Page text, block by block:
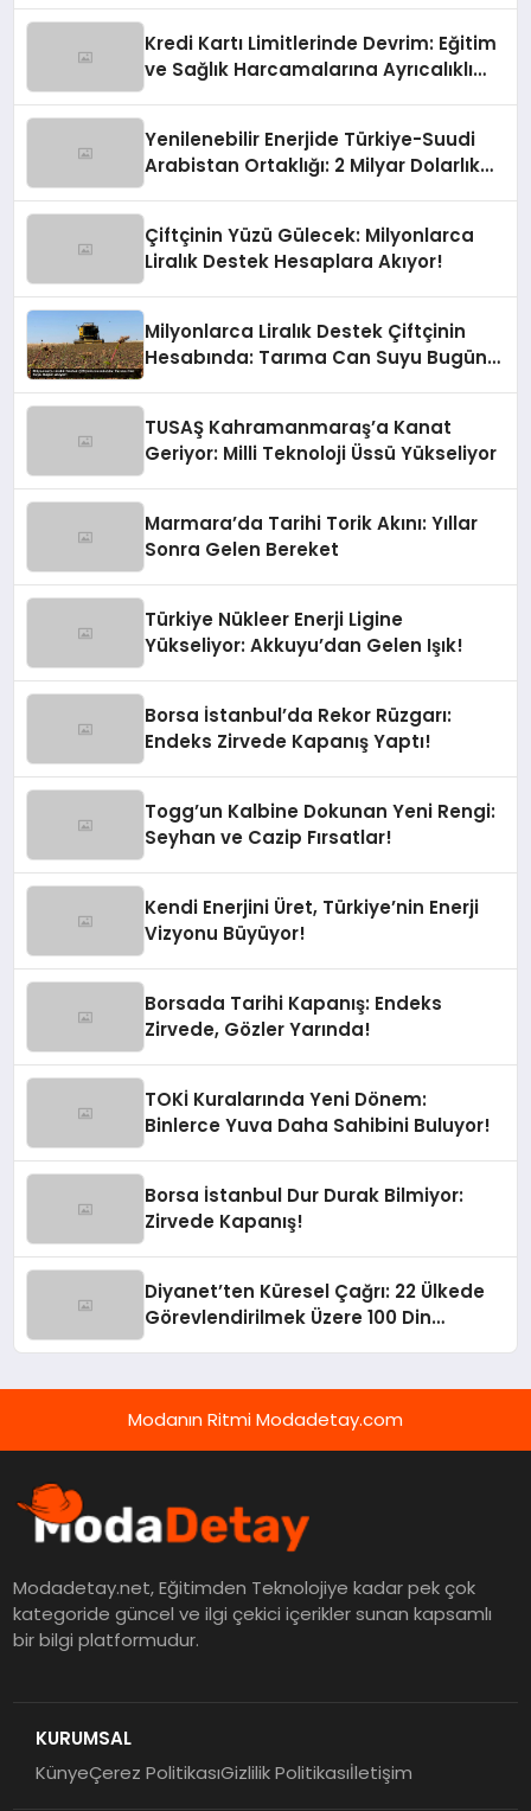
Kredi Kartı Limitlerinde Devrim: Eğitim
ve Sağlık Harcamalarına Ayrıcalıklı
Yenilenebilir Enerjide Türkiye-Suudi
Arabistan Ortaklığı: 2 Milyar Dolarlık
Çiftçinin Yüzü Gülecek: Milyonlarca
Liralık Destek Hesaplara Akıyor!
Milyonlarca Liralık Destek Çiftçinin
Hesabında: Tarıma Can Suyu Bugün
TUSAŞ Kahramanmaraş’a Kanat
Geriyor: Milli Teknoloji Üssü Yükseliyor
Marmara’da Tarihi Torik Akını: Yıllar
Sonra Gelen Bereket
Türkiye Nükleer Enerji Ligine
Yükseliyor: Akkuyu’dan Gelen Işık!
Borsa İstanbul’da Rekor Rüzgarı:
Endeks Zirvede Kapanış Yaptı!
Togg’un Kalbine Dokunan Yeni Rengi:
Seyhan ve Cazip Fırsatlar!
Kendi Enerjini Üret, Türkiye’nin Enerji
Vizyonu Büyüyor!
Borsada Tarihi Kapanış: Endeks
Zirvede, Gözler Yarında!
TOKİ Kuralarında Yeni Dönem:
Binlerce Yuva Daha Sahibini Buluyor!
Borsa İstanbul Dur Durak Bilmiyor:
Zirvede Kapanış!
Diyanet’ten Küresel Çağrı: 22 Ülkede
Görevlendirilmek Üzere 100 Din
Modanın Ritmi Modadetay.com
Modadetay.net, Eğitimden Teknolojiye kadar pek çok
kategoride güncel ve ilgi çekici içerikler sunan kapsamlı
bir bilgi platformudur.
KURUMSAL
KünyeÇerez PolitikasıGizlilik Politikasıİletişim